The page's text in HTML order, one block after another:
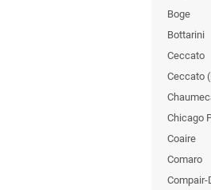
Boge
Bottarini
Ceccato
Ceccato
Chicago
Coaire
Comaro
Compair-